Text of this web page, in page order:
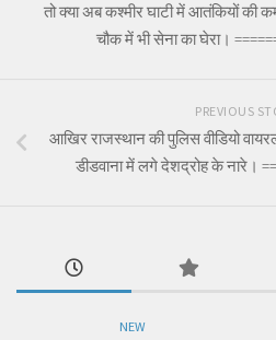
तो क्या अब कश्मीर घाटी में आतंकियों की
चौक में भी सेना का घेरा।
PREVIOUS
आखिर राजस्थान की पुलिस वीडियो
डीडवाना में लगे देशद्रोह के नारे।
NEW